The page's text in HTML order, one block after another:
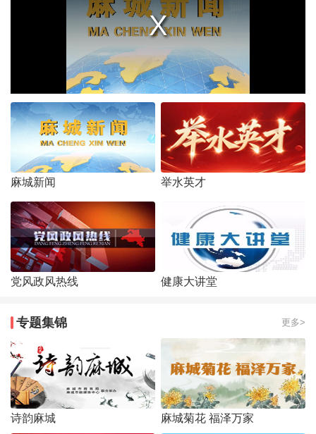
麻城新闻 举水英才
党风政风热线 健康大讲堂
专题集锦 更多>
诗韵麻城 麻城菊花 福泽万家